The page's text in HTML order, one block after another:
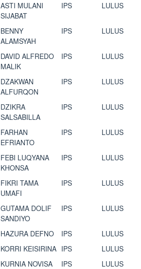
ASTI MULANI
SIJABAT
IPS LULUS
BENNY
ALAMSYAH
IPS LULUS
DAVID ALFREDO
MALIK
IPS LULUS
DZAKWAN
ALFURQON
IPS LULUS
DZIKRA
SALSABILLA
IPS LULUS
FARHAN
EFRIANTO
IPS LULUS
FEBI LUQYANA
KHONSA
IPS LULUS
FIKRI TAMA
UMAFI
IPS LULUS
GUTAMA DOLIF
SANDIYO
IPS LULUS
HAZURA DEFNO IPS
LULUS
KORRI KEISIRINA IPS
LULUS
KURNIA NOVISA IPS
LULUS